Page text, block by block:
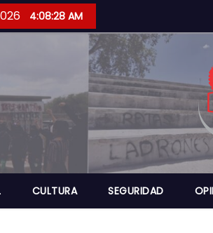
4:08:29 AM
CULTURA SEGURIDAD